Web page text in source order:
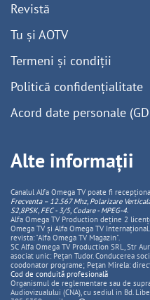
Revistă
Tu și AOTV
Termeni și condiții
Politică confidențialitate
Acord date personale
Alte informații
Canalul Alfa Omega TV poate fi
Frecventa – 12.567 Mhz, PolarizareVertica
S2,8PSK, FEC - 3/5, Codare - MPEG-4.
Alfa Omega TV Production deține 2
Omega TV și Alfa Omega TV
revista: "Alfa Omega TV Magazin".
SC Alfa Omega TV Production SRL, Str
asociat unic: Pețan Tudor. Conducerea
coodonator programe; Pețan Mirela:
Cod de conduită profesională
Organismul de reglementare sau de
Audiovizualului (CNA), cu sediul in Bd.